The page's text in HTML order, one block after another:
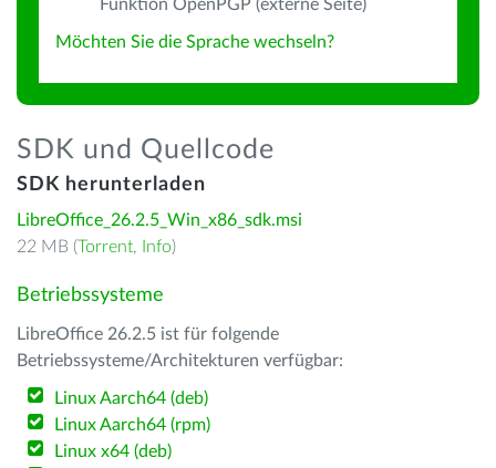
Funktion OpenPGP (externe Seite)
Möchten Sie die Sprache wechseln?
SDK und Quellcode
SDK herunterladen
LibreOffice_26.2.5_Win_x86_sdk.msi
22 MB (Torrent, Info)
Betriebssysteme
LibreOffice 26.2.5 ist für folgende
Betriebssysteme/Architekturen verfügbar:
Linux Aarch64 (deb)
Linux Aarch64 (rpm)
Linux x64 (deb)